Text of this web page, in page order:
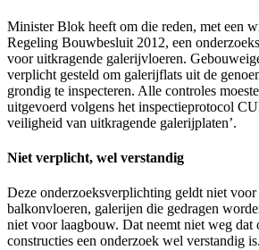
Minister Blok heeft om die reden, met een
Regeling Bouwbesluit 2012, een
voor uitkragende galerijvloeren.
verplicht gesteld om galerijflats uit de
grondig te inspecteren. Alle controles
uitgevoerd volgens het inspectieprotocol
veiligheid van uitkragende galerijplaten’.
Niet verplicht, wel verstandig
Deze onderzoeksverplichting geldt niet
balkonvloeren, galerijen die gedragen
niet voor laagbouw. Dat neemt niet weg
constructies een onderzoek wel verstandig is.